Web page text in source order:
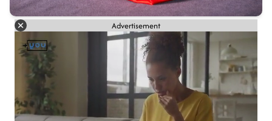
Advertisement